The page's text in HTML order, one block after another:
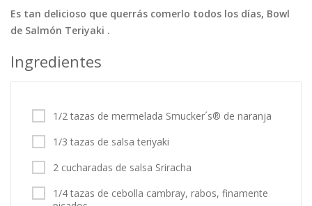
Tortas Vegetales
Vegetarian…
Tips y Trucos
Entrar / Registrarse
Es tan delicioso que querrás comerlo todos los días, Bowl
de Salmón Teriyaki .
Ingredientes
1/2 tazas de mermelada Smucker´s® de naranja
1/3 tazas de salsa teriyaki
2 cucharadas de salsa Sriracha
1/4 tazas de cebolla cambray, rabos, finamente